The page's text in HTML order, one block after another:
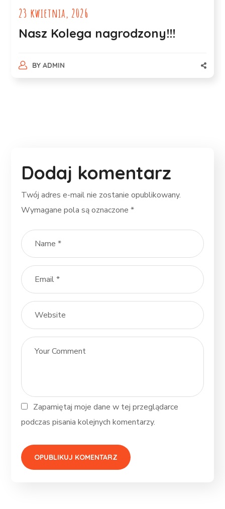
23 kwietnia, 2026
Nasz Kolega nagrodzony!!!
BY ADMIN
Dodaj komentarz
Twój adres e-mail nie zostanie opublikowany.
Wymagane pola są oznaczone*
Zapamiętaj moje dane w tej przeglądarce
podczas pisania kolejnych komentarzy.